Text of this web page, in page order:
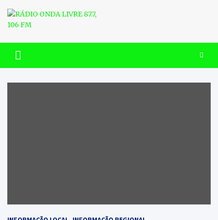
content
RÁDIO ONDA LIVRE 87.7, 106
FM